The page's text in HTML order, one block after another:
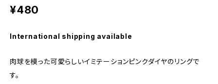
¥480
International shipping available
肉球を模った可愛らしいイミテーションピンクダイヤのリングで
す。